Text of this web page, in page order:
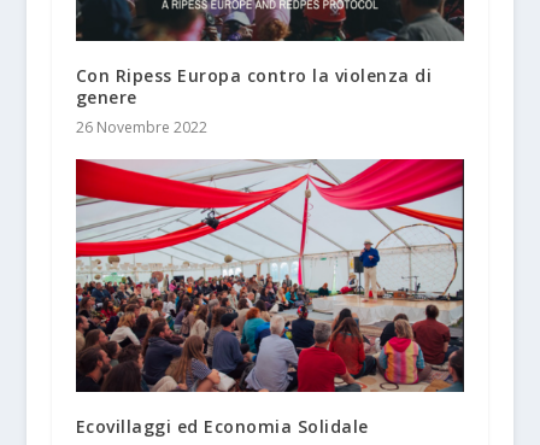
Con Ripess Europa contro la violenza di
genere
26 Novembre 2022
Ecovillaggi ed Economia Solidale